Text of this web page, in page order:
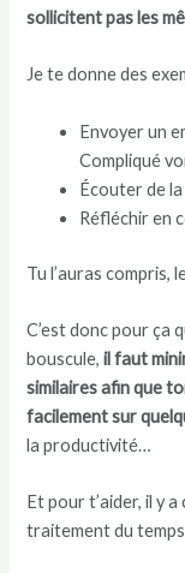
sollicitent pas les
Je te donne des
Envoyer un
Compliqué
Écouter de
Réfléchir en
Tu l’auras compris,
C’est donc pour ça
bouscule,il faut
similaires afin que
facilement sur
la productivité…
Et pour t’aider, il y
traitement du